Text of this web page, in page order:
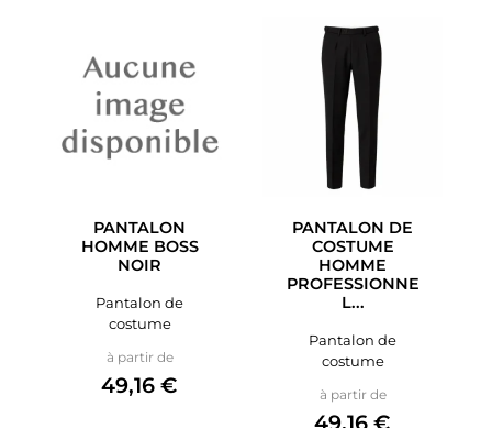
PANTALON
HOMME BOSS
NOIR
Pantalon de
costume
à partir dePrix
49,16 €
PANTALON DE
COSTUME
HOMME
PROFESSIONNE
L...
Pantalon de
costume
à partir dePrix
49,16 €